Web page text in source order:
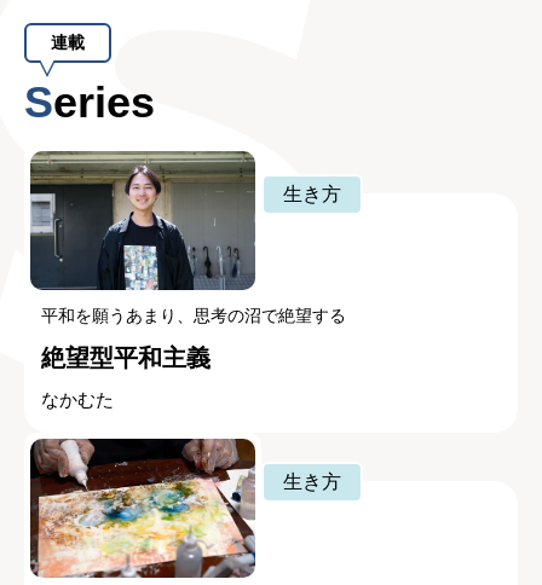
連載
Series
生き方
平和を願うあまり、思考の沼で絶望する
絶望型平和主義
なかむた
生き方